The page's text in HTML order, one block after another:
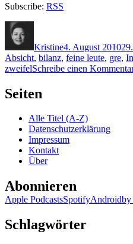
Subscribe: RSS
Kristine4. August 2010
Absicht, bilanz, feine leute, gre,
zweifelSchreibe einen
Seiten
Alle Titel (A-Z)
Datenschutzerklärung
Impressum
Kontakt
Über
Abonnieren
Apple PodcastsSpotifyAndroidby
Schlagwörter